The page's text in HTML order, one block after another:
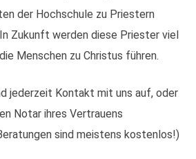
der Hochschule zu Priestern
Zukunft werden diese Priester viel
Menschen zu Christus führen.
jederzeit Kontakt mit uns auf, oder
Notar ihres Vertrauens
sind meistens kostenlos!)